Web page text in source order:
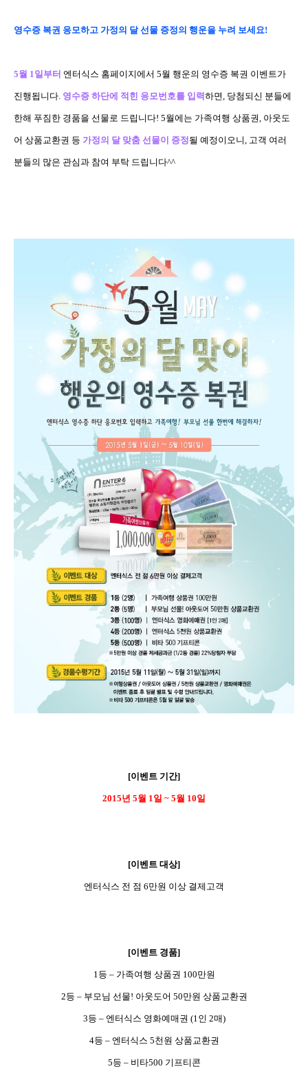
영수증 복권 응모하고 가정의 달 선물 증정의 행운을 누려 보세요!
5월 1일부터 엔터식스 홈페이지에서 5월 행운의 영수증 복권 이벤트가
진행됩니다. 영수증 하단에 적힌 응모번호를 입력 하면, 당첨되신 분들에
한해 푸짐한 경품을 선물로 드립니다! 5월에는 가족여행 상품권, 아웃도
어 상품교환권 등 가정의 달 맞춤 선물이 증정될 예정이오니, 고객 여러
분들의 많은 관심과 참여 부탁 드립니다^^
[이벤트 기간]
2015년 5월 1 일 ~ 5월 10일
[이벤트 대상]
엔터식스 전 점 6만원 이상 결제고객
[이벤트 경품]
1 등 – 가족여행 상품권 100만원
2등 – 부모님 선물! 아웃도어 50만원 상품교환권
3등 – 엔터식스 영화예매권 (1 인 2매)
4등 – 엔터식스 5천원 상품교환권
5등 – 비타500 기프티콘